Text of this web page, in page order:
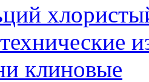
клиновые